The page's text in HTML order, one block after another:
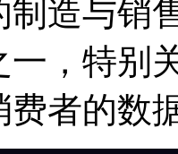
造与销售
，特
者的数据